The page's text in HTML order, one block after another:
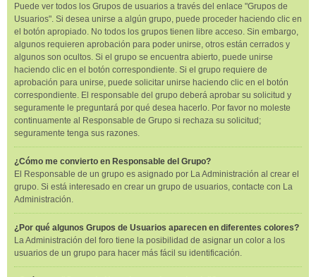
Puede ver todos los Grupos de usuarios a través del enlace "Grupos de
Usuarios". Si desea unirse a algún grupo, puede proceder haciendo clic en
el botón apropiado. No todos los grupos tienen libre acceso. Sin embargo,
algunos requieren aprobación para poder unirse, otros están cerrados y
algunos son ocultos. Si el grupo se encuentra abierto, puede unirse
haciendo clic en el botón correspondiente. Si el grupo requiere de
aprobación para unirse, puede solicitar unirse haciendo clic en el botón
correspondiente. El responsable del grupo deberá aprobar su solicitud y
seguramente le preguntará por qué desea hacerlo. Por favor no moleste
continuamente al Responsable de Grupo si rechaza su solicitud;
seguramente tenga sus razones.
¿Cómo me convierto en Responsable del Grupo?
El Responsable de un grupo es asignado por La Administración al crear el
grupo. Si está interesado en crear un grupo de usuarios, contacte con La
Administración.
¿Por qué algunos Grupos de Usuarios aparecen en diferentes colores?
La Administración del foro tiene la posibilidad de asignar un color a los
usuarios de un grupo para hacer más fácil su identificación.